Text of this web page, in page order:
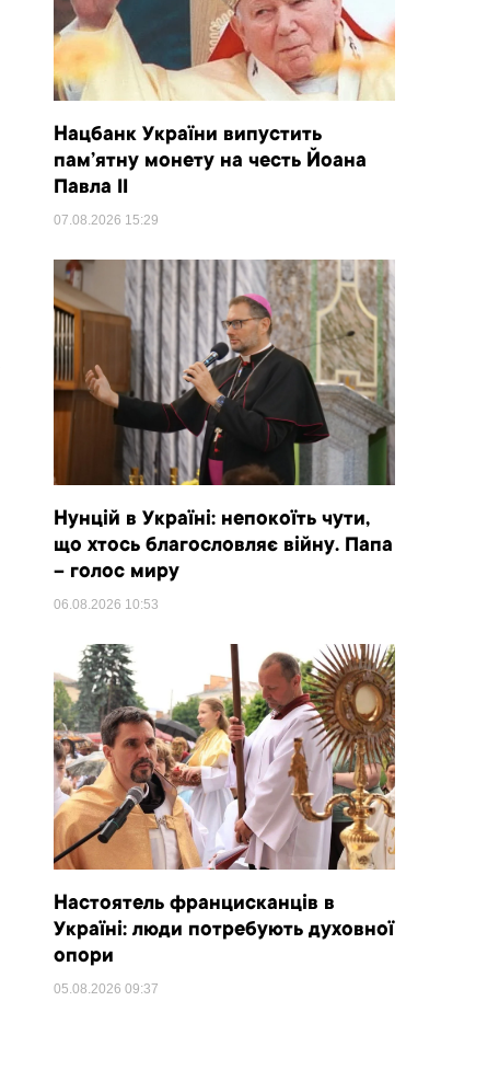
Нацбанк України випустить
пам’ятну монету на честь Йоана
Павла II
07.08.2026 15:29
Нунцій в Україні: непокоїть чути,
що хтось благословляє війну. Папа
– голос миру
06.08.2026 10:53
Настоятель францисканців в
Україні: люди потребують духовної
опори
05.08.2026 09:37